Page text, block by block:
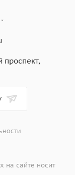
проспект,
на сайте носит